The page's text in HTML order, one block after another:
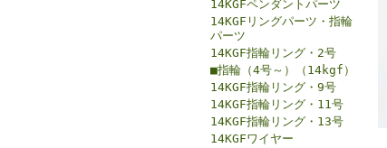
14KGFペンダントパーツ
14KGFリングパーツ・指輪
パーツ
14KGF指輪リング・2号
■指輪（4号～）（14kgf）
14KGF指輪リング・9号
14KGF指輪リング・11号
14KGF指輪リング・13号
14KGFワイヤー